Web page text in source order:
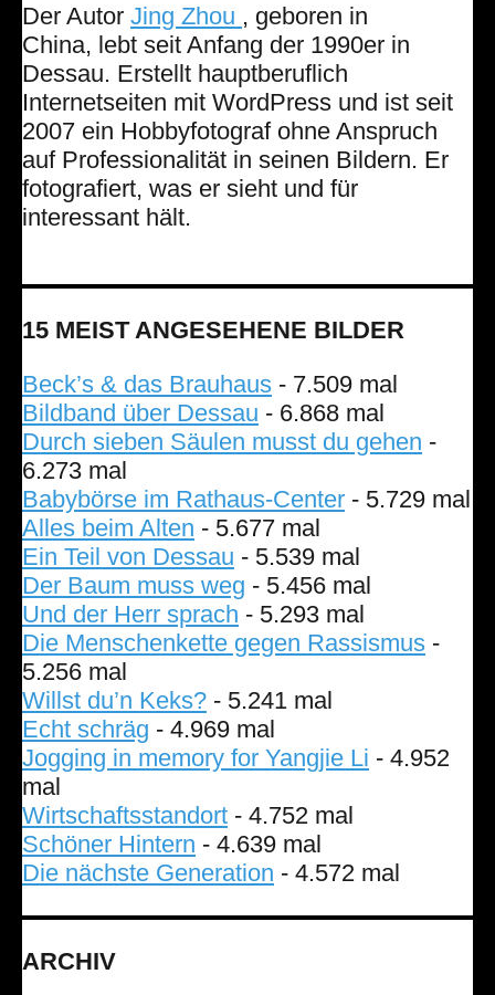
Der Autor Jing Zhou , geboren in
China, lebt seit Anfang der 1990er in
Dessau. Erstellt hauptberuflich
Internetseiten mit WordPress und ist seit
2007 ein Hobbyfotograf ohne Anspruch
auf Professionalität in seinen Bildern. Er
fotografiert, was er sieht und für
interessant hält.
15 MEIST ANGESEHENE BILDER
Beck’s & das Brauhaus - 7.509 mal
Bildband über Dessau - 6.868 mal
Durch sieben Säulen musst du gehen -
6.273 mal
Babybörse im Rathaus-Center - 5.729 mal
Alles beim Alten - 5.677 mal
Ein Teil von Dessau - 5.539 mal
Der Baum muss weg - 5.456 mal
Und der Herr sprach - 5.293 mal
Die Menschenkette gegen Rassismus -
5.256 mal
Willst du’n Keks? - 5.241 mal
Echt schräg - 4.969 mal
Jogging in memory for Yangjie Li - 4.952
mal
Wirtschaftsstandort - 4.752 mal
Schöner Hintern - 4.639 mal
Die nächste Generation - 4.572 mal
ARCHIV